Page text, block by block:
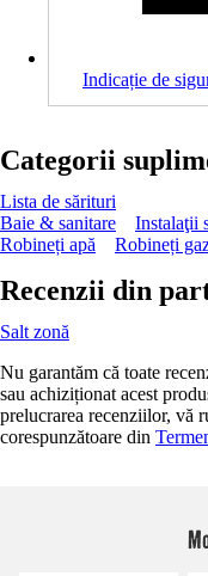
Indicație de
Categorii
Lista de sărituri
Baie & sanitare
Instalaţii
Robineți apă
Robineți
Recenzii din
Salt zonă
Nu garantăm că toate
sau achiziționat acest
prelucrarea recenziilor, vă
corespunzătoare din